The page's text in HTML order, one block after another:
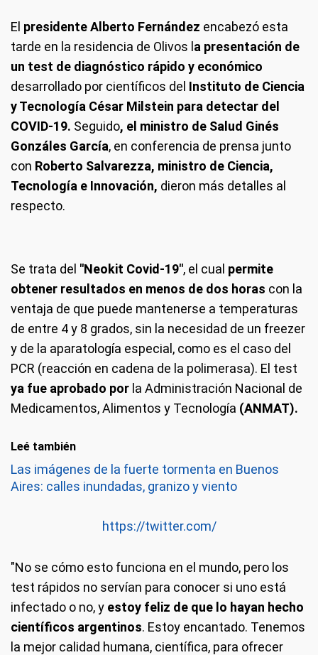
El presidente Alberto Fernández encabezó esta
tarde en la residencia de Olivos l a presentación de
un test de diagnóstico rápido y económico
desarrollado por científicos del Instituto de Ciencia
y Tecnología César Milstein para detectar del
COVID-19. Seguido, el ministro de Salud Ginés
Gonzáles García, en conferencia de prensa junto
con Roberto Salvarezza, ministro de Ciencia,
Tecnología e Innovación, dieron más detalles al
respecto.
Se trata del "Neokit Covid-19", el cual permite
obtener resultados en menos de dos horas con la
ventaja de que puede mantenerse a temperaturas
de entre 4 y 8 grados, sin la necesidad de un freezer
y de la aparatología especial, como es el caso del
PCR (reacción en cadena de la polimerasa). El test
ya fue aprobado por la Administración Nacional de
Medicamentos, Alimentos y Tecnología (ANMAT).
Leé también
Las imágenes de la fuerte tormenta en Buenos
Aires: calles inundadas, granizo y viento
https://twitter.com/
"No se cómo esto funciona en el mundo, pero los
test rápidos no servían para conocer si uno está
infectado o no, y estoy feliz de que lo hayan hecho
científicos argentinos. Estoy encantado. Tenemos
la mejor calidad humana, científica, para ofrecer